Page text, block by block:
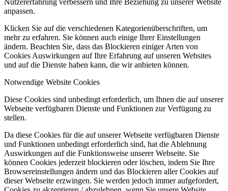
anpassen.
Klicken Sie auf die verschiedenen Kategorienüberschriften, um
mehr zu erfahren. Sie können auch einige Ihrer Einstellungen
ändern. Beachten Sie, dass das Blockieren einiger Arten von
Cookies Auswirkungen auf Ihre Erfahrung auf unseren Websites
und auf die Dienste haben kann, die wir anbieten können.
Notwendige Website Cookies
Diese Cookies sind unbedingt erforderlich, um Ihnen die auf unserer
Webseite verfügbaren Dienste und Funktionen zur Verfügung zu
stellen.
Da diese Cookies für die auf unserer Webseite verfügbaren Dienste
und Funktionen unbedingt erforderlich sind, hat die Ablehnung
Auswirkungen auf die Funktionsweise unserer Webseite. Sie
können Cookies jederzeit blockieren oder löschen, indem Sie Ihre
Browsereinstellungen ändern und das Blockieren aller Cookies auf
dieser Webseite erzwingen. Sie werden jedoch immer aufgefordert,